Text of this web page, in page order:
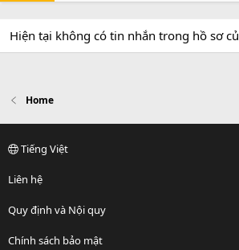
Hiện tại không có tin nhắn trong hồ sơ
Home
Tiếng Việt
Liên hệ
Quy định và Nội quy
Chính sách bảo mật